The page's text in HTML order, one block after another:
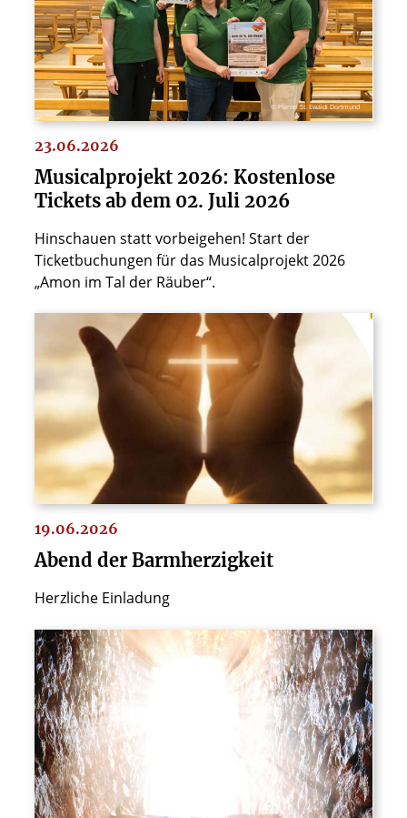
© Pfarrei St. Ewaldi Dortmund
23.06.2026
Musicalprojekt 2026: Kostenlose
Tickets ab dem 02. Juli 2026
Hinschauen statt vorbeigehen! Start der
Ticketbuchungen für das Musicalprojekt 2026
„Amon im Tal der Räuber“.
19.06.2026
Abend der Barmherzigkeit
Herzliche Einladung